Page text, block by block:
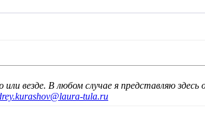
везде. В любом случае я представляю здесь
tula.ru